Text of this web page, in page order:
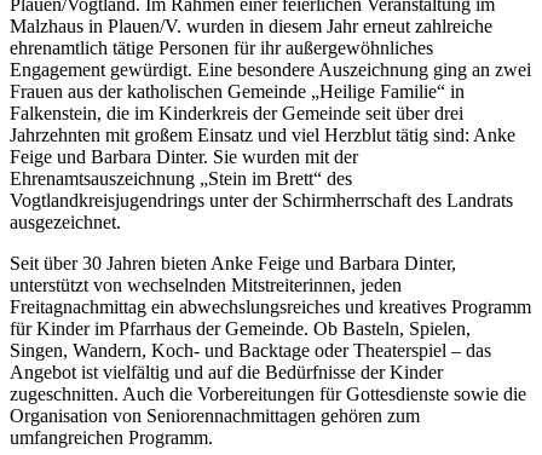
Plauen/Vogtland. Im Rahmen einer feierlichen Veranstaltung im
Malzhaus in Plauen/V. wurden in diesem Jahr erneut zahlreiche
ehrenamtlich tätige Personen für ihr außergewöhnliches
Engagement gewürdigt. Eine besondere Auszeichnung ging an zwei
Frauen aus der katholischen Gemeinde „Heilige Familie“ in
Falkenstein, die im Kinderkreis der Gemeinde seit über drei
Jahrzehnten mit großem Einsatz und viel Herzblut tätig sind: Anke
Feige und Barbara Dinter. Sie wurden mit der
Ehrenamtsauszeichnung „Stein im Brett“ des
Vogtlandkreisjugendrings unter der Schirmherrschaft des Landrats
ausgezeichnet.
Seit über 30 Jahren bieten Anke Feige und Barbara Dinter,
unterstützt von wechselnden Mitstreiterinnen, jeden
Freitagnachmittag ein abwechslungsreiches und kreatives Programm
für Kinder im Pfarrhaus der Gemeinde. Ob Basteln, Spielen,
Singen, Wandern, Koch- und Backtage oder Theaterspiel – das
Angebot ist vielfältig und auf die Bedürfnisse der Kinder
zugeschnitten. Auch die Vorbereitungen für Gottesdienste sowie die
Organisation von Seniorennachmittagen gehören zum
umfangreichen Programm.